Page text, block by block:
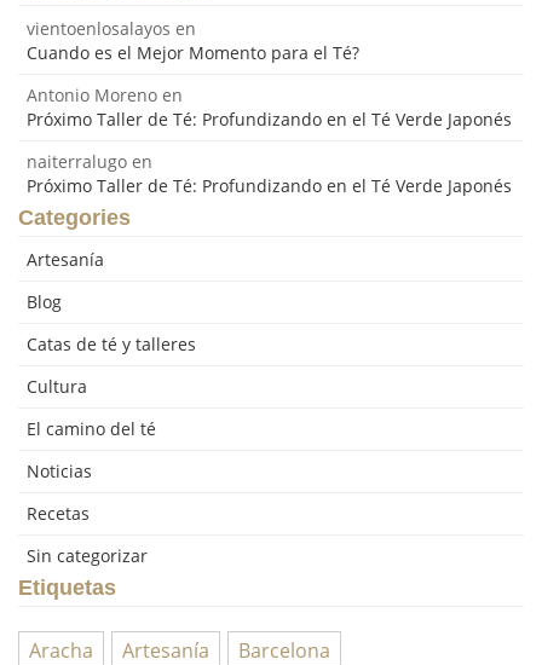
vientoenlosalayos en
Cuando es el Mejor Momento para el Té?
Antonio Moreno en
Próximo Taller de Té: Profundizando en el Té Verde Japonés
naiterralugo en
Próximo Taller de Té: Profundizando en el Té Verde Japonés
Categories
Artesanía
Blog
Catas de té y talleres
Cultura
El camino del té
Noticias
Recetas
Sin categorizar
Etiquetas
Aracha Artesanía
Barcelona